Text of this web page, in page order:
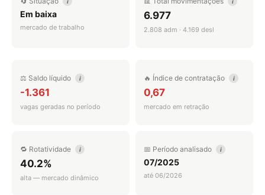
Em baixa
mercado de trabalho
6.977
2.808 adm · 4.169 desl
⚖️ Saldo líquido i
-1.361
vagas geradas no período
🔥 Índice de contratação i
0,67
mercado em retração
🔁 Rotatividade i
40.2%
alta — mercado dinâmico
📅 Período analisado i
07/2025
até 06/2026